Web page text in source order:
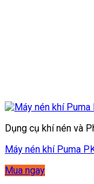
Dụng cụ khí nén và
Máy nén khí Puma
Mua ngay